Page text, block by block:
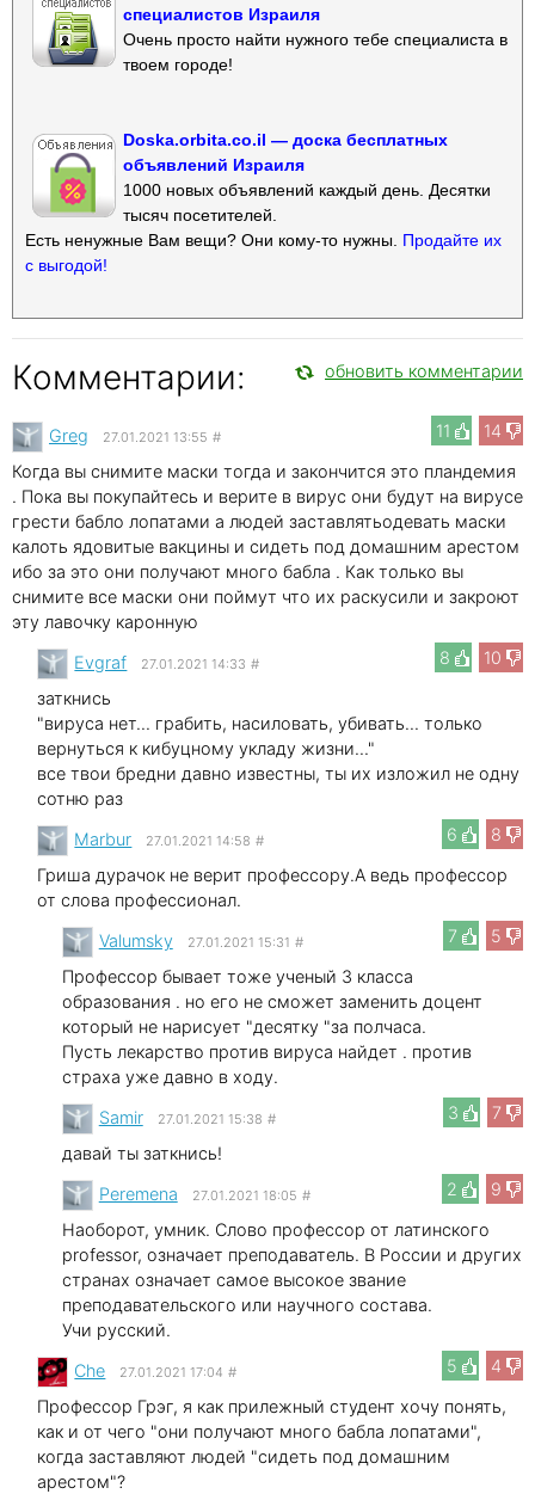
специалистов Израиля
Очень просто найти нужного тебе специалиста в
твоем городе!
Doska.orbita.co.il — доска бесплатных
объявлений Израиля
1000 новых объявлений каждый день. Десятки
тысяч посетителей.
Есть ненужные Вам вещи? Они кому-то нужны. Продайте их
с выгодой!
Комментарии: обновить комментарии
11 14
Greg 27.01.2021 13:55 #
Когда вы снимите маски тогда и закончится это пландемия
. Пока вы покупайтесь и верите в вирус они будут на вирусе
грести бабло лопатами а людей заставлятьодевать маски
калоть ядовитые вакцины и сидеть под домашним арестом
ибо за это они получают много бабла . Как только вы
снимите все маски они поймут что их раскусили и закроют
эту лавочку каронную
8
10
Evgraf 27.01.2021 14:33 #
заткнись
"вируса нет... грабить, насиловать, убивать... только
вернуться к кибуцному укладу жизни..."
все твои бредни давно известны, ты их изложил не одну
сотню раз
6
8
Marbur 27.01.2021 14:58 #
Гриша дурачок не верит профессору.А ведь профессор
от слова профессионал.
7
5
Valumsky 27.01.2021 15:31 #
Профессор бывает тоже ученый 3 класса
образования . но его не сможет заменить доцент
который не нарисует "десятку "за полчаса.
Пусть лекарство против вируса найдет . против
страха уже давно в ходу.
3
7
Samir 27.01.2021 15:38 #
давай ты заткнись!
2
9
Peremena 27.01.2021 18:05 #
Наоборот, умник. Слово профессор от латинского
professor, означает преподаватель. В России и других
странах означает самое высокое звание
преподавательского или научного состава.
Учи русский.
5
4
Che 27.01.2021 17:04 #
Профессор Грэг, я как прилежный студент хочу понять,
как и от чего "они получают много бабла лопатами",
когда заставляют людей "сидеть под домашним
арестом"?